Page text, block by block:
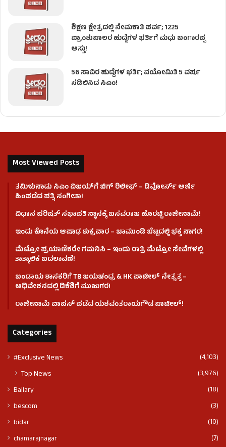
ಶಿಕ್ಷಣ ಕ್ಷೇತ್ರದಲ್ಲಿ ನೇಮಕಾತಿ ಪರ್ವ; 1225
ಪ್ರಾಂಶುಪಾಲರ ಹುದ್ದೆಗಳ ಭರ್ತಿಗೆ ಮಧು ಬಂಗಾರಪ್ಪ
ಅಸ್ತು!
56 ಸಾವಿರ ಹುದ್ದೆಗಳ ಭರ್ತಿ; ವಯೋಮಿತಿ 5 ವರ್ಷ
ಸಡಿಲಿಸಿದ ಸಿಎಂ!
Most Viewed Posts
ತಮಿಳುನಾಡು ಸಿಎಂ ವಿಜಯ್‌ಗೆ ಬಿಗ್ ರಿಲೀಫ್ – ಡಿವೋರ್ಸ್ ಅರ್ಜಿ
ಹಿಂಪಡೆದ ಪತ್ನಿ ಸಂಗೀತಾ!
ವಿಧಾನ ಪರಿಷತ್ ಸಭಾಪತಿ ಸ್ಥಾನಕ್ಕೆ ಬಸವರಾಜ ಹೊರಟ್ಟಿ ರಾಜೀನಾಮೆ!
ಇಂದು ಕೊನೆಯ ಆಷಾಢ ಶುಕ್ರವಾರ – ಚಾಮುಂಡಿ ಬೆಟ್ಟದಲ್ಲಿ ಭಕ್ತ ಸಾಗರ!
ಮೆಟ್ರೋ ಪ್ರಯಾಣಿಕರೇ ಗಮನಿಸಿ – ಇಂದು ರಾತ್ರಿ ಮೆಟ್ರೋ ಸೇವೆಗಳಲ್ಲಿ
ತಾತ್ಕಾಲಿಕ ಬದಲಾವಣೆ!
ಬಂಡಾಯ ಶಾಸಕರಿಗೆ TB ಜಯಚಂದ್ರ & HK ಪಾಟೀಲ್ ನೇತೃತ್ವ –
ಅಧಿವೇಶನದಲ್ಲಿ ಡಿಕೆಶಿಗೆ ಮುಜುಗರ!
ರಾಜೀನಾಮೆ ವಾಪಸ್ ಪಡೆದ ಯಶವಂತರಾಯಗೌಡ ಪಾಟೀಲ್‌!
Categories
#Exclusive News (4,103)
Top News (3,976)
Ballary
(18)
bescom
(3)
bidar
(10)
chamarajnagar
(7)